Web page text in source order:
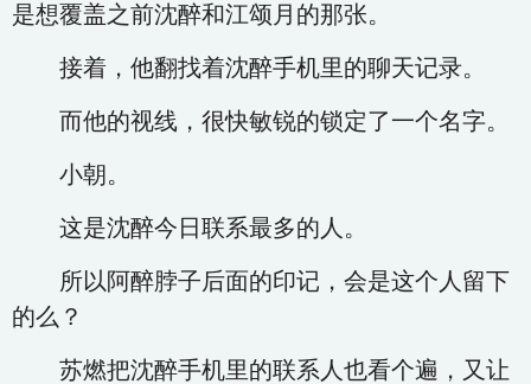
是想覆盖之前沈醉和江颂月的那张。
接着，他翻找着沈醉手机里的聊天记录。
而他的视线，很快敏锐的锁定了一个名字。
小朝。
这是沈醉今日联系最多的人。
所以阿醉脖子后面的印记，会是这个人留下
的么？
苏燃把沈醉手机里的联系人也看个遍，又让